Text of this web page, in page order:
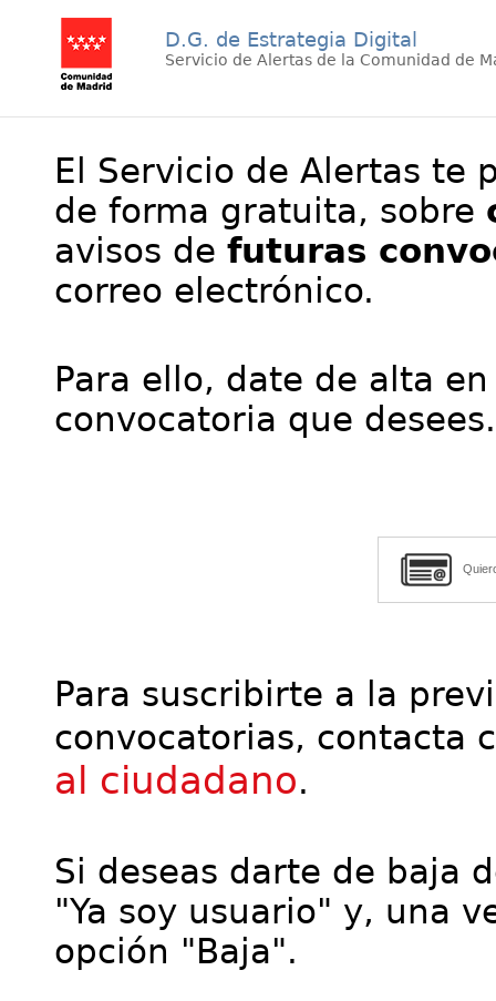
D.G. de Estrategia Digital
Servicio de Alertas de la Comunidad de
El Servicio de Alertas te
de forma gratuita, sobre
avisos de futuras
correo electrónico.
Para ello, date de alta
convocatoria que desees.
Para suscribirte a la
convocatorias, contacta
al ciudadano.
Si deseas darte de baja
"Ya soy usuario" y, una
opción "Baja".